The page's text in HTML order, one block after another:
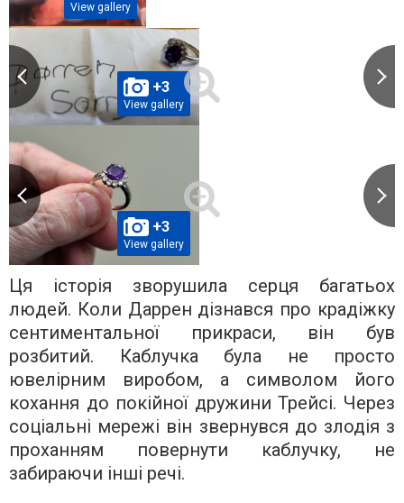
View gallery
+3
View gallery
+3
View gallery
Ця історія зворушила серця багатьох
людей. Коли Даррен дізнався про крадіжку
сентиментальної прикраси, він був
розбитий. Каблучка була не просто
ювелірним виробом, а символом його
кохання до покійної дружини Трейсі. Через
соціальні мережі він звернувся до злодія з
проханням повернути каблучку, не
забираючи інші речі.